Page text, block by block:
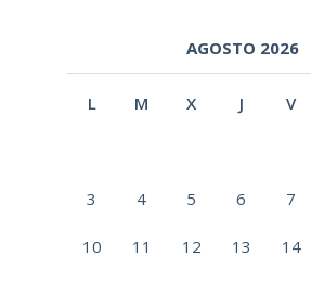
AGOSTO 2026
L M X J V
3 4 5 6 7
10 11 12 13 14